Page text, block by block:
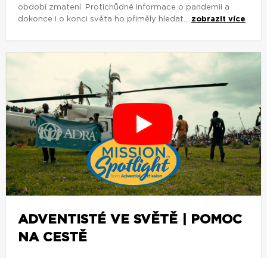
období zmatení. Protichůdné informace o pandemii a
dokonce i o konci světa ho přiměly hledat... zobrazit více
ADVENTISTÉ VE SVĚTĚ | POMOC
NA CESTĚ